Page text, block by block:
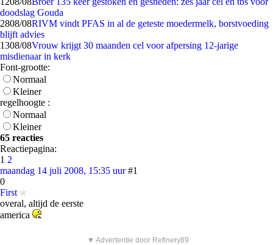
doodslag Gouda
2808/08RIVM vindt PFAS in al de geteste moedermelk, borstvoeding
blijft advies
1308/08Vrouw krijgt 30 maanden cel voor afpersing 12-jarige
misdienaar in kerk
Font-grootte:
Normaal
Kleiner
regelhoogte :
Normaal
Kleiner
65 reacties
Reactiepagina:
1 2
maandag 14 juli 2008, 15:35 uur #1
0
First
overal, altijd de eerste
america
▼ Advertentie door Refinery89